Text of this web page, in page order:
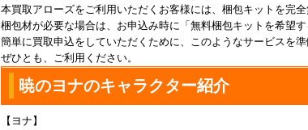
本買取アローズをご利用いただくお客様には、梱包キットを完全
梱包材が必要な場合は、お申込み時に「無料梱包キットを希望す
簡単に買取申込をしていただくために、このようなサービスを
ぜひとも、ご利用ください。
暁のヨナのキャラクター紹介
【ヨナ】